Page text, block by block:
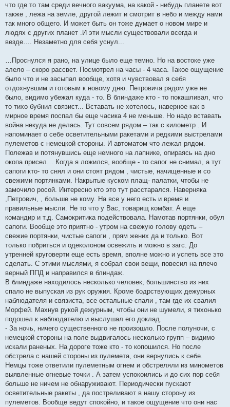
что где то там среди вечного вакуума, на какой - нибудь планете вот
также , лежа на земле, другой лежит и смотрит в небо и между нами
так много общего. И может быть он тоже думает о новом мире и
людях с других планет .И эти мысли существовали всегда и
везде…. Незаметно для себя уснул...
…Проснулся я рано, на улице было еще темно. Но на востоке уже
алело – скоро рассвет. Посмотрел на часы - 4 часа. Такое ощущение
было что и не засыпал вообще, хотя и чувствовал я себя
отдохнувшим и готовым к новому дню. Петровича рядом уже не
было, видимо убежал куда - то. В блиндаже кто - то покашливал, что
то тихо бубнил связист... Вставать не хотелось, наверное как в
мирное время поспал бы еще часика 4 не меньше. Но надо вставать
война некуда не делась. Тут совсем рядом – так с километр . И
напоминает о себе осветительными ракетами и редкими выстрелами
пулеметов с немецкой стороны. И автоматом что лежал рядом.
Полежав и потянувшись еще немного на лапнике, опираясь на дно
окопа присел… Когда я ложился, вообще - то сапог не снимал, а тут
сапоги кто- то снял и они стоят рядом , чистые, начищенные и со
свежими портянками. Накрытые куском плащ- палатки, чтобы не
замочило росой. Интересно кто это тут расстарался. Наверняка
,Петрович, , больше не кому. На все у него есть и время и
правильные мысли. Не то что у Вас, товарищ комбат. А еще
командир и т.д. Самокритика подействовала. Намотав портянки, обул
сапоги. Вообще это приятно - утром на свежую голову одеть –
свежие портянки, чистые сапоги , прям жених да и только. Вот
только побриться и одеколоном освежить и можно в загс. До
утренней круговерти еще есть время, вполне можно и успеть все это
сделать. С этими мыслями, я собрал свои вещи, повесил на плечо
верный ППД и направился в блиндаж.
В блиндаже находилось несколько человек, большинство из них
спало не выпуская из рук оружия. Кроме бодрствующих дежурных
наблюдателя и связиста, все остальные спали , там где их свалил
Морфей. Махнув рукой дежурным, чтобы они не шумели, я тихонько
подошел к наблюдателю и выслушал его доклад.
- За ночь, ничего существенного не произошло. После полуночи, с
немецкой стороны на поле выдвигалось несколько групп – видимо
искали раненых. На дороге тоже кто - то копошился. Но после
обстрела с нашей стороны из пулемета, они вернулись к себе.
Немцы тоже ответили пулеметным огнем и обстреляли из минометов
выявленные огневые точки . А затем успокоились и до сих пор себя
больше не ничем не обнаруживают. Периодически пускают
осветительные ракеты , да постреливают в нашу сторону из
пулеметов. Вообще ведут спокойно, и такое ощущение что они нас